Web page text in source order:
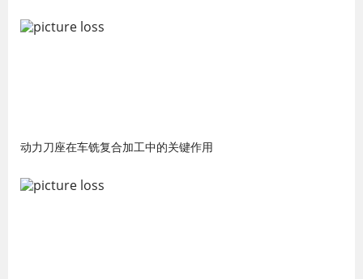
动力刀座在车铣复合加工中的关键作用